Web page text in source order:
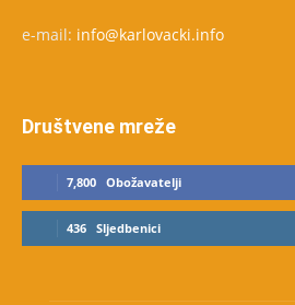
e-mail: info@karlovacki.info
Društvene mreže
7,800 Obožavatelji
436 Sljedbenici